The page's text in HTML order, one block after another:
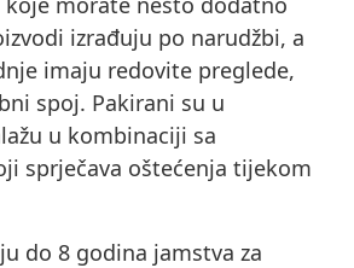
izrađuju po narudžbi, a
imaju redovite preglede,
spoj. Pakirani su u
u kombinaciji sa
sprječava oštećenja tijekom
do 8 godina jamstva za